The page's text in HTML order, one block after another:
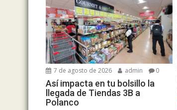
7 de agosto de 2026 admin 0
Así impacta en tu bolsillo la
llegada de Tiendas 3B a
Polanco